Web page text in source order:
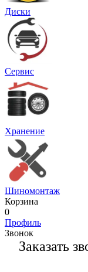
Диски
Сервис
Хранение
Шиномонтаж
Корзина
0
Профиль
Звонок
Заказать